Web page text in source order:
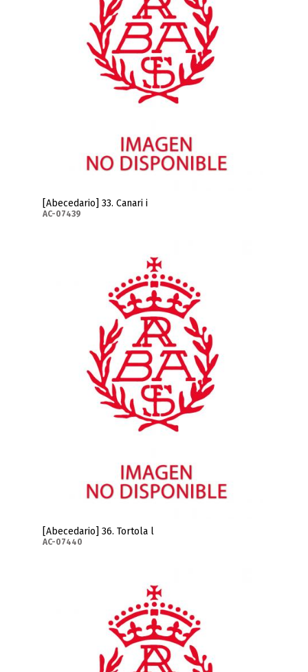
[Abecedario] 33. Canari i
AC-07439
[Abecedario] 36. Tortola l
AC-07440